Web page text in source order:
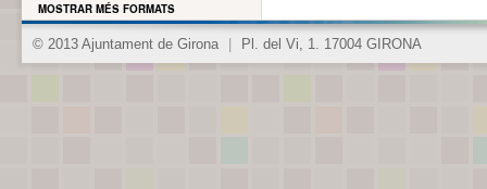
MOSTRAR MÉS FORMATS
© 2013 Ajuntament de Girona Pl. del Vi, 1. 17004 GIRONA